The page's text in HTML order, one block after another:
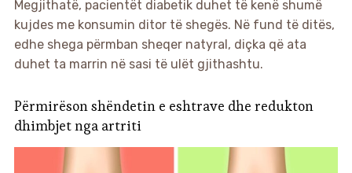
Megjithatë, pacientët diabetik duhet të kenë shumë
kujdes me konsumin ditor të shegës. Në fund të ditës,
edhe shega përmban sheqer natyral, diçka që ata
duhet ta marrin në sasi të ulët gjithashtu.
Përmirëson shëndetin e eshtrave dhe redukton
dhimbjet nga artriti